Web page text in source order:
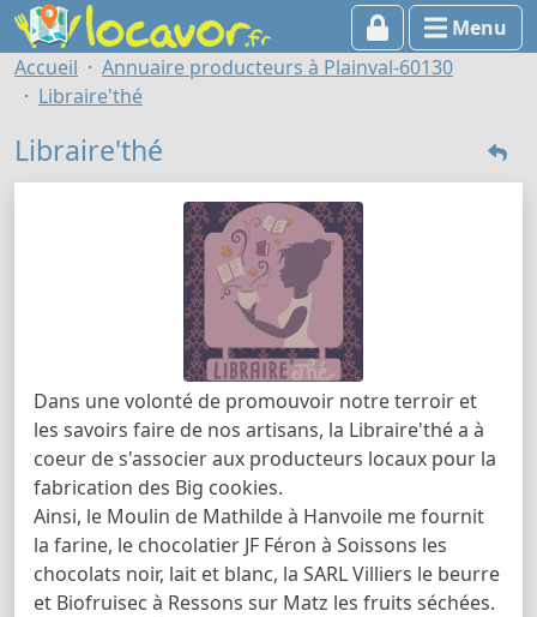
Menu
Accueil
Annuaire producteurs à Plainval-60130
Libraire'thé
Libraire'thé
Dans une volonté de promouvoir notre terroir et
les savoirs faire de nos artisans, la Libraire'thé a à
coeur de s'associer aux producteurs locaux pour la
fabrication des Big cookies.
Ainsi, le Moulin de Mathilde à Hanvoile me fournit
la farine, le chocolatier JF Féron à Soissons les
chocolats noir, lait et blanc, la SARL Villiers le beurre
et Biofruisec à Ressons sur Matz les fruits séchées.